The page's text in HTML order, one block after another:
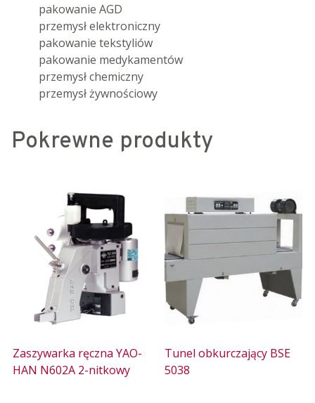
pakowanie AGD
przemysł elektroniczny
pakowanie tekstyliów
pakowanie medykamentów
przemysł chemiczny
przemysł żywnościowy
Pokrewne produkty
Zaszywarka ręczna YAO-
HAN N602A 2-nitkowy
Tunel obkurczający BSE
5038